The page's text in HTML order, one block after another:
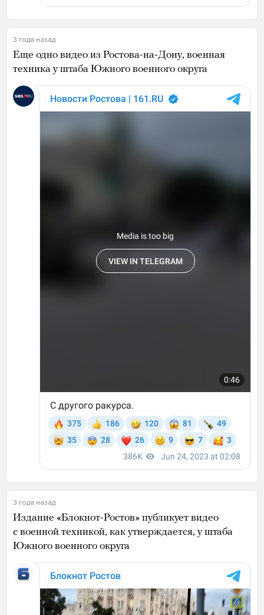
3 года назад
Еще одно видео из Ростова-на-Дону, военная
техника у штаба Южного военного округа
3 года назад
Издание «Блокнот-Ростов» публикует видео
с военной техникой, как утверждается, у штаба
Южного военного округа